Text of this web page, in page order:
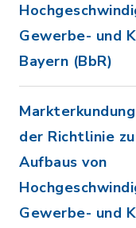
Gewerbe- und
Bayern (BbR)
der Richtlinie
Aufbaus von
Gewerbe- und